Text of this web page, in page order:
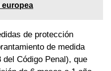
de protección
de medida
Código Penal), que